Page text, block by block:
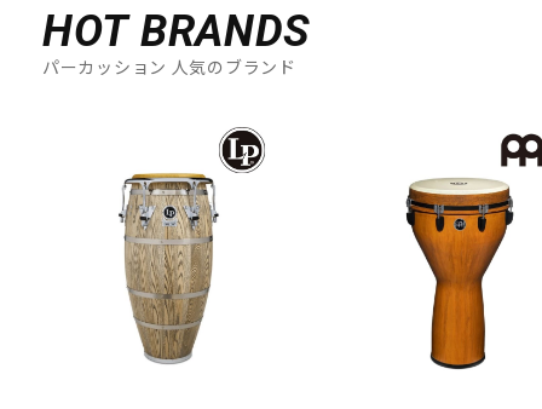
HOT BRANDS
パーカッション 人気のブランド